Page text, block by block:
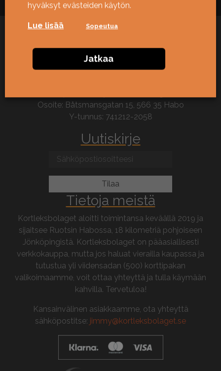
Yhteystiedot
Osoite: Båtsmansgatan 15, 566 35 Habo
Y-tunnus: 741212-2058
Uutiskirje
Tietoja meistä
Kortleksbolaget aloitti toimintansa keväällä 2019 ja
sijaitsee Ruotsin Habossa, 18 kilometriä pohjoiseen
Jönköpingistä. Kortleksbolaget on pääasiallisesti
verkkokauppa, mutta jos haluat vierailla kaupassa ja
tutustua yli viidensadan (500) korttipakan
valikoimaamme, voit ottaa yhteyttä ja tulla käymään
kahvilla. Tervetuloa!
Kansainvälinen asiakkaamme, ota yhteyttä
sähköpostitse: jimmy@kortleksbolaget.se
hyväksyt evästeiden käytön.
Lue lisää Sopeutua
Jatkaa